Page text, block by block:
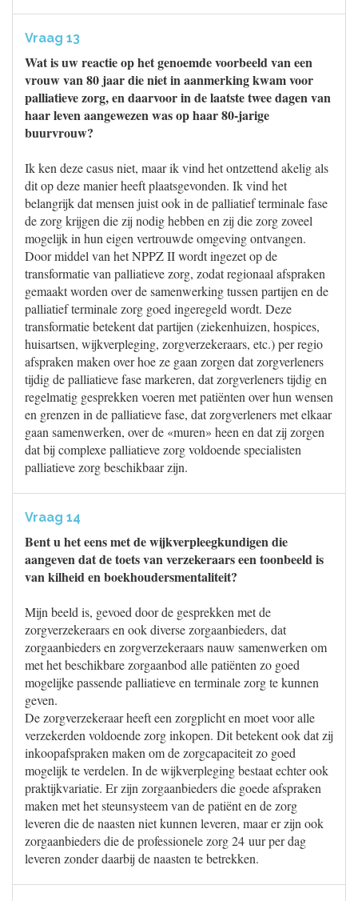
Vraag 13
Wat is uw reactie op het genoemde voorbeeld van een
vrouw van 80 jaar die niet in aanmerking kwam voor
palliatieve zorg, en daarvoor in de laatste twee dagen van
haar leven aangewezen was op haar 80-jarige
buurvrouw?
Ik ken deze casus niet, maar ik vind het ontzettend akelig als
dit op deze manier heeft plaatsgevonden. Ik vind het
belangrijk dat mensen juist ook in de palliatief terminale fase
de zorg krijgen die zij nodig hebben en zij die zorg zoveel
mogelijk in hun eigen vertrouwde omgeving ontvangen.
Door middel van het NPPZ II wordt ingezet op de
transformatie van palliatieve zorg, zodat regionaal afspraken
gemaakt worden over de samenwerking tussen partijen en de
palliatief terminale zorg goed ingeregeld wordt. Deze
transformatie betekent dat partijen (ziekenhuizen, hospices,
huisartsen, wijkverpleging, zorgverzekeraars, etc.) per regio
afspraken maken over hoe ze gaan zorgen dat zorgverleners
tijdig de palliatieve fase markeren, dat zorgverleners tijdig en
regelmatig gesprekken voeren met patiënten over hun wensen
en grenzen in de palliatieve fase, dat zorgverleners met elkaar
gaan samenwerken, over de «muren» heen en dat zij zorgen
dat bij complexe palliatieve zorg voldoende specialisten
palliatieve zorg beschikbaar zijn.
Vraag 14
Bent u het eens met de wijkverpleegkundigen die
aangeven dat de toets van verzekeraars een toonbeeld is
van kilheid en boekhoudersmentaliteit?
Mijn beeld is, gevoed door de gesprekken met de
zorgverzekeraars en ook diverse zorgaanbieders, dat
zorgaanbieders en zorgverzekeraars nauw samenwerken om
met het beschikbare zorgaanbod alle patiënten zo goed
mogelijke passende palliatieve en terminale zorg te kunnen
geven.
De zorgverzekeraar heeft een zorgplicht en moet voor alle
verzekerden voldoende zorg inkopen. Dit betekent ook dat zij
inkoopafspraken maken om de zorgcapaciteit zo goed
mogelijk te verdelen. In de wijkverpleging bestaat echter ook
praktijkvariatie. Er zijn zorgaanbieders die goede afspraken
maken met het steunsysteem van de patiënt en de zorg
leveren die de naasten niet kunnen leveren, maar er zijn ook
zorgaanbieders die de professionele zorg 24 uur per dag
leveren zonder daarbij de naasten te betrekken.